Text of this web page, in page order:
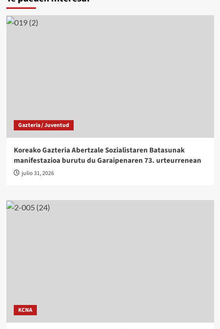
Gazteria / Juventud
Koreako Gazteria Abertzale Sozialistaren Batasunak
manifestazioa burutu du Garaipenaren 73. urteurrenean
julio 31, 2026
KCNA